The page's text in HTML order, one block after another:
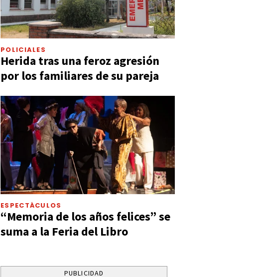
POLICIALES
Herida tras una feroz agresión
por los familiares de su pareja
ESPECTÁCULOS
“Memoria de los años felices” se
suma a la Feria del Libro
PUBLICIDAD